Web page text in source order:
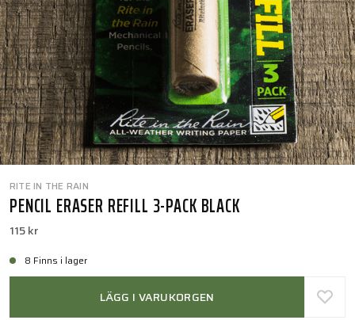
RITE IN THE RAIN
PENCIL ERASER REFILL 3-PACK BLACK
115 kr
8 Finns i lager
LÄGG I VARUKORGEN